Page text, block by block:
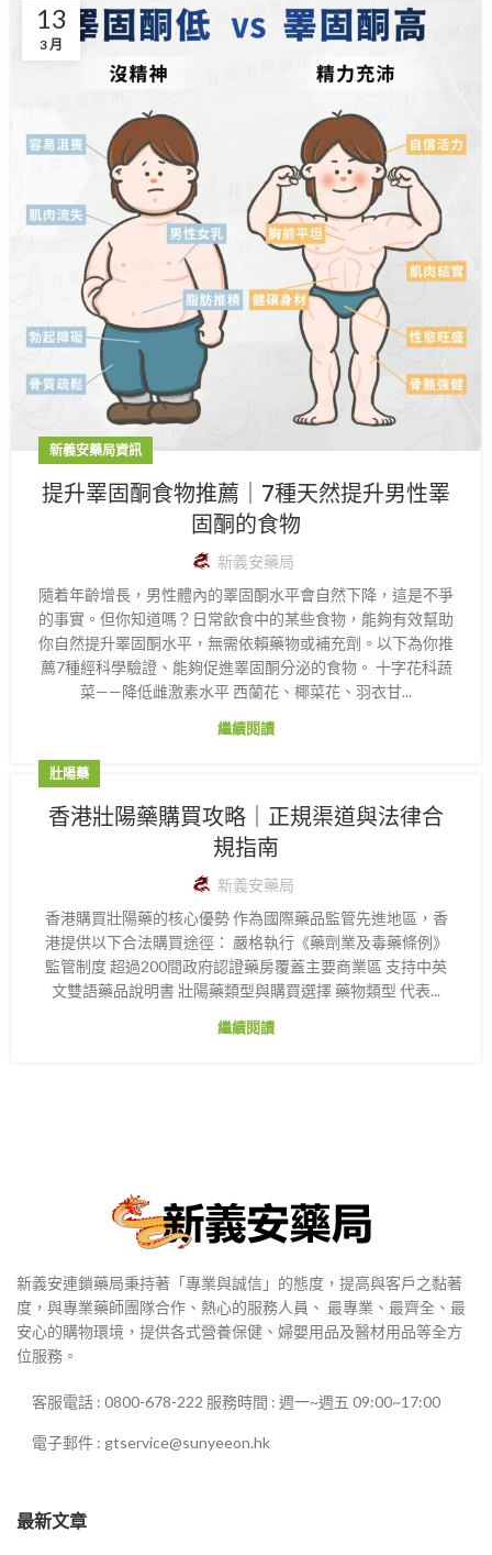
13
3 月
新義安藥局資訊
提升睪固酮食物推薦｜7種天然提升男性睪
固酮的食物
新義安藥局
隨着年齡增長，男性體內的睪固酮水平會自然下降，這是不爭
的事實。但你知道嗎？日常飲食中的某些食物，能夠有效幫助
你自然提升睪固酮水平，無需依賴藥物或補充劑。以下為你推
薦7種經科學驗證、能夠促進睪固酮分泌的食物。 十字花科蔬
菜——降低雌激素水平 西蘭花、椰菜花、羽衣甘...
繼續閱讀
壯陽藥
香港壯陽藥購買攻略｜正規渠道與法律合
規指南
新義安藥局
香港購買壯陽藥的核心優勢 作為國際藥品監管先進地區，香
港提供以下合法購買途徑： 嚴格執行《藥劑業及毒藥條例》
監管制度 超過200間政府認證藥房覆蓋主要商業區 支持中英
文雙語藥品說明書 壯陽藥類型與購買選擇 藥物類型 代表...
繼續閱讀
新義安連鎖藥局秉持著「專業與誠信」的態度，提高與客戶之黏著
度，與專業藥師團隊合作、熱心的服務人員、 最專業、最齊全、最
安心的購物環境，提供各式營養保健、婦嬰用品及醫材用品等全方
位服務。
客服電話 : 0800-678-222 服務時間 : 週一~週五 09:00~17:00
電子郵件 : gtservice@sunyeeon.hk
最新文章